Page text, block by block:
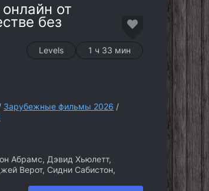
от
без
Levels
1 ч 33 мин
Зарубежные фильмы 2026 /
Абрамс, Дэвид Хьюлетт,
Верот, Сидни Сабистон,